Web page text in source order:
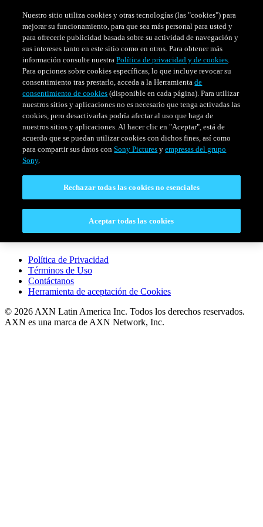
HORARIO EVENTOS ESPECIALES
Venezuela
LEGAL
Política de Privacidad
Términos de Uso
Contáctanos
Herramienta de aceptación de Cookies
© 2026 AXN Latin America Inc. Todos los derechos reservados.
AXN es una marca de AXN Network, Inc.
Nuestro sitio utiliza cookies y otras tecnologías (las "cookies") para
mejorar su funcionamiento, para que sea más personal para usted y
para ofrecerle publicidad basada sobre su actividad de navegación y
sus intereses tanto en este sitio como en otros. Para obtener más
información consulte nuestraPolítica de privacidad y de cookies.
Para opciones sobre cookies específicas, lo que incluye revocar su
consentimiento tras prestarlo, acceda a la Herramientade
consentimiento de cookies (disponible en cada página). Para utilizar
nuestros sitios y aplicaciones no es necesario que tenga activadas las
cookies, pero desactivarlas podría afectar al uso que haga de
nuestros sitios y aplicaciones. Al hacer clic en "Aceptar", está de
acuerdo que se puedan utilizar cookies con dichos fines, así como
para compartir sus datos conSony Pictures yempresas del grupo
Sony.
Rechazar todas las cookies no esenciales
Aceptar todas las cookies